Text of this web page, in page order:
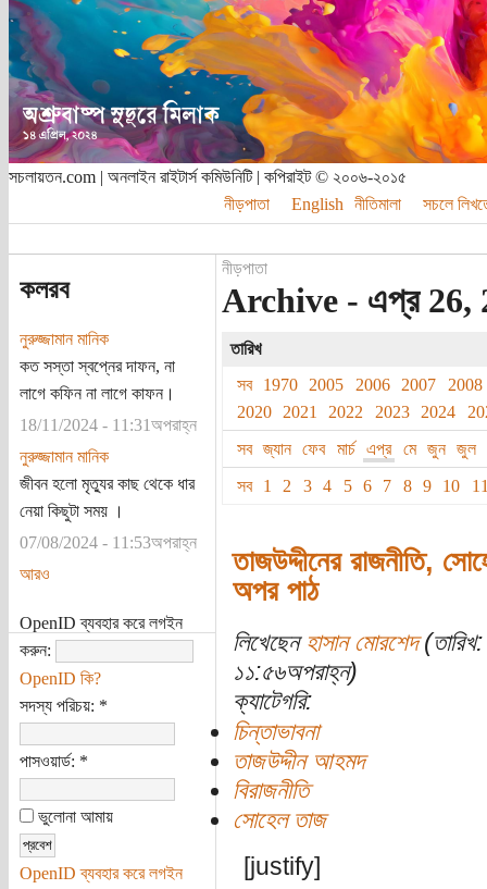
সচলায়তন.com | অনলাইন রাইটার্স কমিউনিটি | কপিরাইট © ২০০৬-২০১৫
নীড়পাতা
English নীতিমালা সচলে
কলরব
নুরুজ্জামান মানিক
কত সস্তা স্বপ্নের দাফন, না
লাগে কফিন না লাগে কাফন।
18/11/2024 - 11:31অপরাহ্ন
নুরুজ্জামান মানিক
জীবন হলো মৃত্যুর কাছ থেকে ধার
নেয়া কিছুটা সময় ।
07/08/2024 - 11:53অপরাহ্ন
আরও
OpenID ব্যবহার করে লগইন
করুন:
OpenID কি?
সদস্য পরিচয়: *
পাসওয়ার্ড: *
ভুলোনা আমায়
OpenID ব্যবহার করে লগইন
নীড়পাতা
Archive - এপ্র 26,
তারিখ
সব
1970 2005 2006 2007
2008
2020
2021 2022 2023 2024
সব
জ্যান ফেব মার্চ এপ্র মে জুন
জুল
সব
1 2 3 4 5 6 7 8 9 10
তাজউদ্দীনের রাজনীতি,
অপর পাঠ
লিখেছেন হাসান মোরশেদ
১১:৫৬অপরাহ্ন)
ক্যাটেগরি:
চিন্তাভাবনা
তাজউদ্দীন আহমদ
বিরাজনীতি
সোহেল তাজ
[justify]